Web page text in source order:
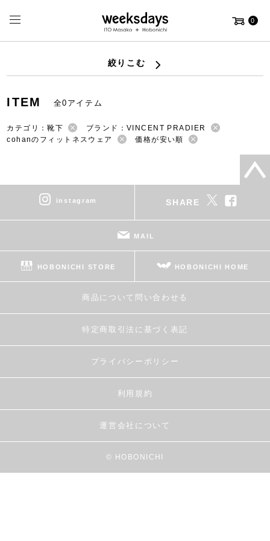
0
絞りこむ
ITEM 全0アイテム
カテゴリ：靴下
ブランド：VINCENT PRADIER
cohanのフィットネスウェア
価格が安い順
instagram SHARE
MAIL
HOBONICHI STORE HOBONICHI HOME
商品について問い合わせる
特定商取引法に基づく表記
プライバシーポリシー
利用規約
運営会社について
© HOBONICHI